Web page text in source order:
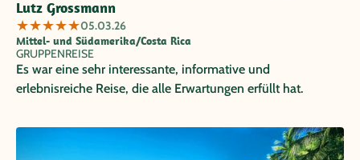
Lutz Grossmann
★★★★★05.03.26
Mittel- und Südamerika/Costa Rica
GRUPPENREISE
Es war eine sehr interessante, informative und
erlebnisreiche Reise, die alle Erwartungen erfüllt hat.